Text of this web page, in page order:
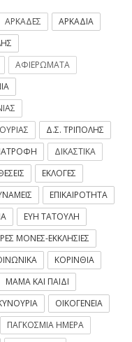
ΑΡΚΑΔΕΣ
ΑΡΚΑΔΙΑ
ΑΦΙΕΡΩΜΑΤΑ
Δ.Σ. ΤΡΙΠΟΛΗΣ
ΔΙΚΑΣΤΙΚΑ
ΕΚΛΟΓΕΣ
ΕΠΙΚΑΙΡΟΤΗΤΑ
ΕΥΗ ΤΑΤΟΥΛΗ
ΜΟΝΕΣ-ΕΚΚΛΗΣΙΕΣ
ΚΟΡΙΝΘΙΑ
ΜΑΜΑ ΚΑΙ ΠΑΙΔΙ
ΟΙΚΟΓΕΝΕΙΑ
ΠΑΓΚΟΣΜΙΑ ΗΜΕΡΑ